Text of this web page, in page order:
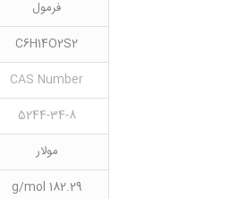
فرمول
C6H14O2S2
CAS Number
5244-34-8
مولار
182.29 g/mol